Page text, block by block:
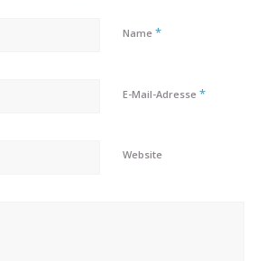
Name *
E-Mail-Adresse *
Website